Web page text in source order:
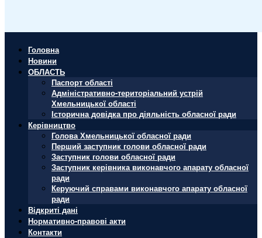
Головна
Новини
ОБЛАСТЬ
Паспорт області
Адміністративно-територіальний устрій
Хмельницької області
Історична довідка про діяльність обласної ради
Керівництво
Голова Хмельницької обласної ради
Перший заступник голови обласної ради
Заступник голови обласної ради
Заступник керівника виконавчого апарату обласної
ради
Керуючий справами виконавчого апарату обласної
ради
Відкриті дані
Нормативно-правові акти
Контакти